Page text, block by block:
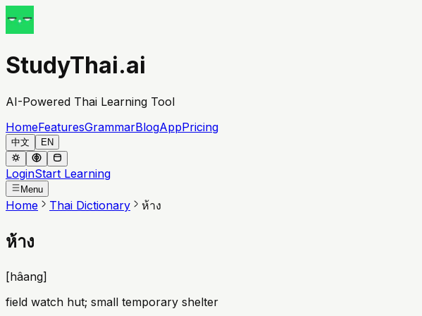
StudyThai.ai
AI-Powered Thai Learning Tool
HomeFeaturesGrammarBlogAppPricing
中文 EN
LoginStart Learning
Menu
Home Thai Dictionary ห้าง
ห้าง
[hâang]
field watch hut; small temporary shelter